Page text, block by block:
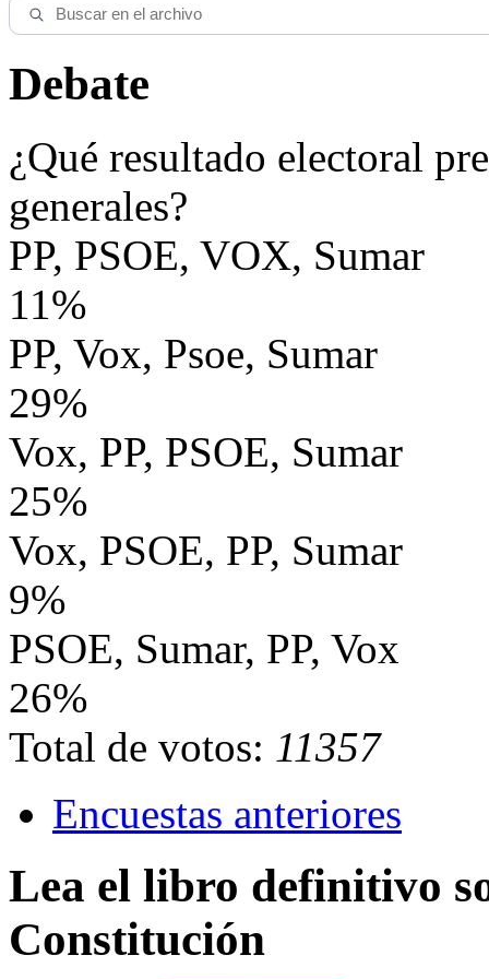
Debate
¿Qué resultado electoral
generales?
PP, PSOE, VOX, Sumar
11%
PP, Vox, Psoe, Sumar
29%
Vox, PP, PSOE, Sumar
25%
Vox, PSOE, PP, Sumar
9%
PSOE, Sumar, PP, Vox
26%
Total de votos: 11357
Encuestas anteriores
Lea el libro definitivo
Constitución